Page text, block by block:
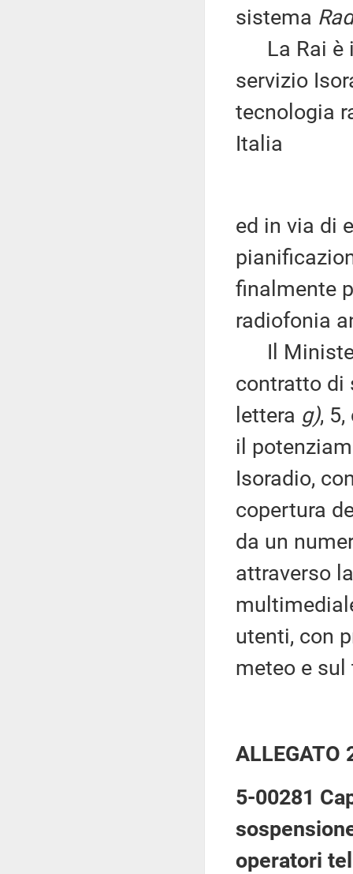
sistema
La Rai è
servizio
tecnologia
Italia
ed in via di
finalmente
radiofonia
Il
contratto di
lettera g),
il
Isoradio,
copertura
da un
attraverso
utenti, con
meteo e
ALLEGATO
5-00281
operatori